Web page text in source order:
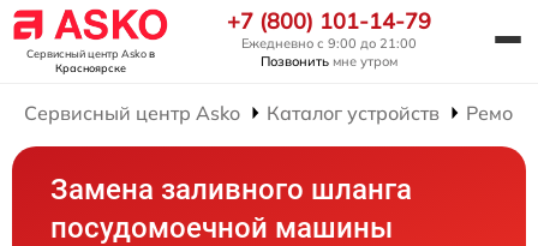
Сервисный центр Askoв
Красноярске
+7 (800) 101-14-79
Ежедневно с 9:00 до 21:00
Позвонить мне утром
Сервисный центр Asko Каталог устройств
Замена заливного шланга
посудомоечной машины